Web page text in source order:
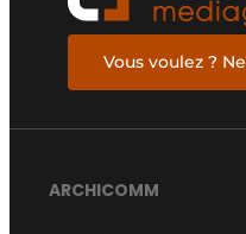
Vous voulez ?
ARCHICOMM